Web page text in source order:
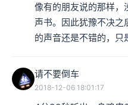
像有的朋友说的那样，
声书。因此犹豫不决
的声音还是不错的，只
请不要倒车
2018-12-06 18:01:17